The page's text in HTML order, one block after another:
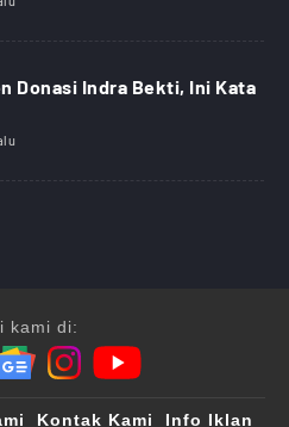
Donasi Indra Bekti, Ini Kata
kami di:
Kontak Kami Info Iklan